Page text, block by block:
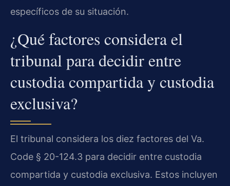
específicos de su situación.
¿Qué factores considera el
tribunal para decidir entre
custodia compartida y custodia
exclusiva?
El tribunal considera los diez factores del Va.
Code § 20-124.3 para decidir entre custodia
compartida y custodia exclusiva. Estos incluyen